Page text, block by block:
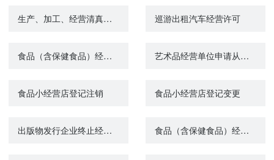
生产、加工、经营清真食品审批 巡游出租汽车经营许可
食品（含保健食品）经营许可变更 艺术品经营单位申请从事艺术品经营活动的备案
食品小经营店登记注销 食品小经营店登记变更
出版物发行企业终止经营活动备案 食品（含保健食品）经营许可延续